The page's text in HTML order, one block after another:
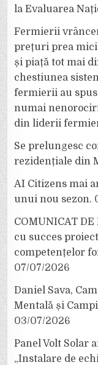
la Evaluarea
Fermierii
prețuri prea
și piață tot mai
chestiunea
fermierii au spus
numai
din liderii
Se prelungesc
rezidențiale din
AI Citizens mai
unui nou sezon.
COMUNICAT
cu succes
competențelor
07/07/2026
Daniel Sava,
Mentală și
03/07/2026
Panel Volt Solar
„Instalare de